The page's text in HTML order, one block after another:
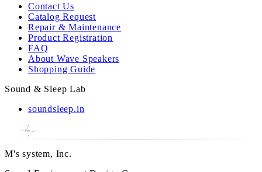
Contact Us
Catalog Request
Repair & Maintenance
Product Registration
FAQ
About Wave Speakers
Shopping Guide
Sound & Sleep Lab
soundsleep.in
M's system, Inc.